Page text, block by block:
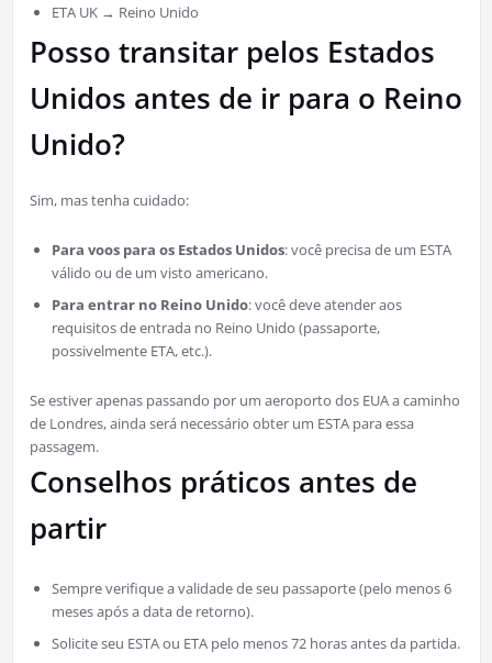
ETA UK → Reino Unido
Posso transitar pelos Estados
Unidos antes de ir para o Reino
Unido?
Sim, mas tenha cuidado:
Para voos para os Estados Unidos: você precisa de um ESTA
válido ou de um visto americano.
Para entrar no Reino Unido: você deve atender aos
requisitos de entrada no Reino Unido (passaporte,
possivelmente ETA, etc.).
Se estiver apenas passando por um aeroporto dos EUA a caminho
de Londres, ainda será necessário obter um ESTA para essa
passagem.
Conselhos práticos antes de
partir
Sempre verifique a validade de seu passaporte (pelo menos 6
meses após a data de retorno).
Solicite seu ESTA ou ETA pelo menos 72 horas antes da partida.